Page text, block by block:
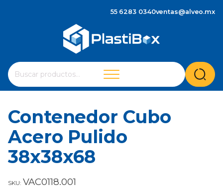
55 6283 0340ventas@alveo.mx
Buscar
por:
Cuando hay resultados autocompletados, puedes
Contenedor Cubo
Acero Pulido
38x38x68
SKU: VAC0118.001